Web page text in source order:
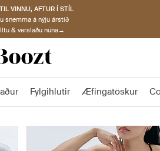
VINNU, AFTUR Í STÍL
snemma á nýju árstíð
& verslaðu núna→
Fylgihlutir Æfingatöskur